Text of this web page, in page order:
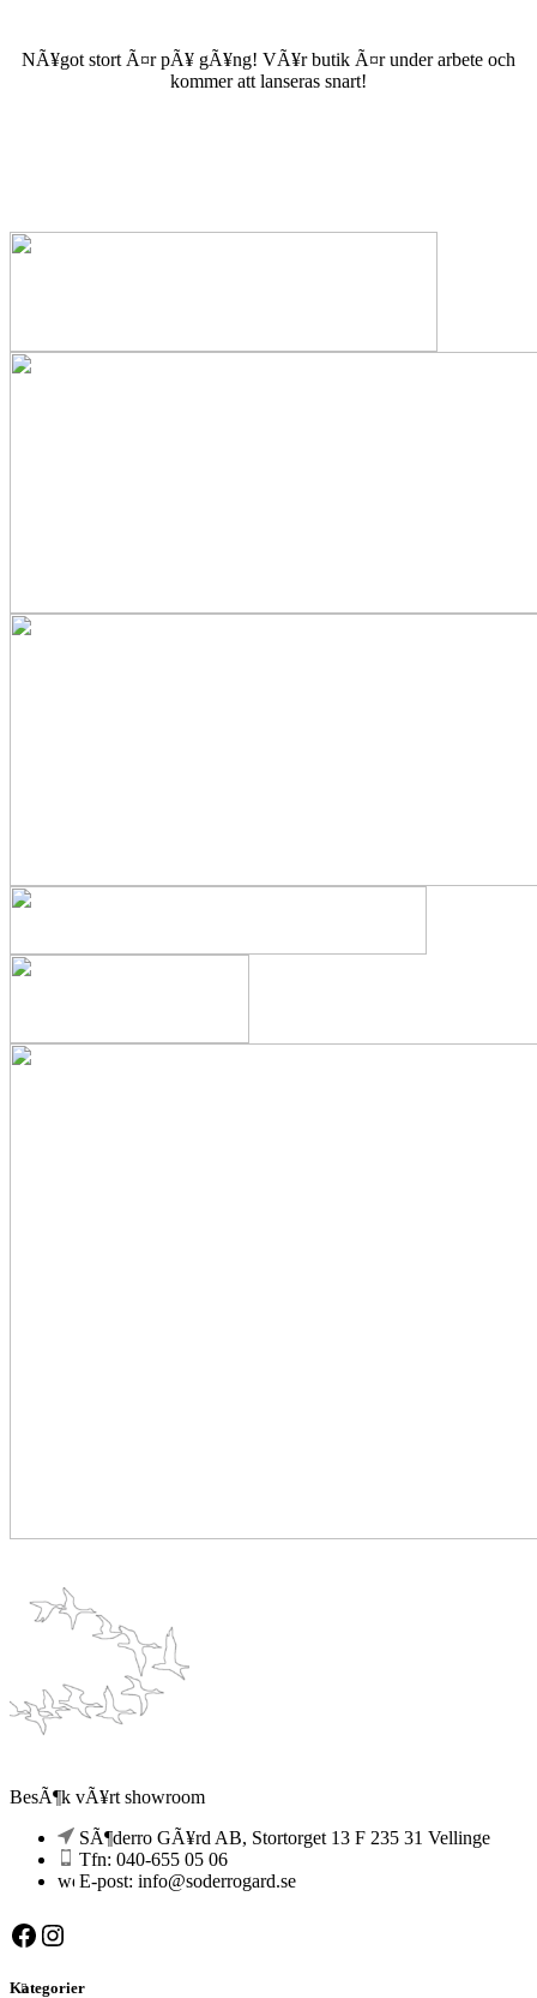
NÃ¥got stort Ã¤r pÃ¥ gÃ¥ng! VÃ¥r butik Ã¤r under arbete och
kommer att lanseras snart!
BesÃ¶k vÃ¥rt showroom
SÃ¶derro GÃ¥rd AB, Stortorget 13 F 235 31 Vellinge
Tfn: 040-655 05 06
E-post: info@soderrogard.se
Facebook
Instagram
Kategorier